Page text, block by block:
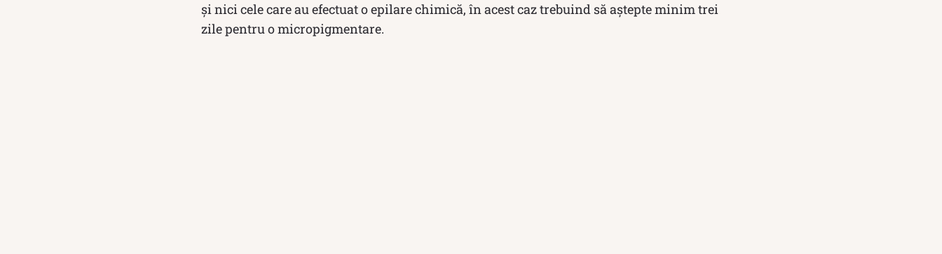
și nici cele care au efectuat o epilare chimică, în acest caz trebuind să aștepte minim trei
zile pentru o micropigmentare.